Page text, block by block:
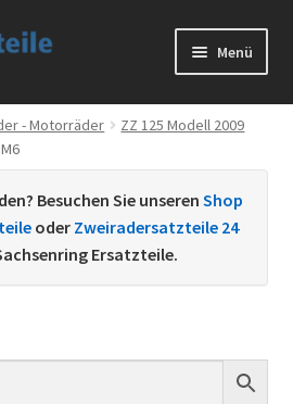
Menü
- Motorräder
ZZ 125 Modell 2009
Besuchen Sie unseren Shop
oder Zweiradersatzteile 24
Ersatzteile.